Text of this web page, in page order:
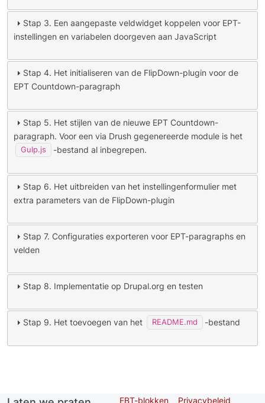
Stap 3. Een aangepaste veldwidget koppelen voor EPT-
instellingen en variabelen doorgeven aan JavaScript
Stap 4. Het initialiseren van de FlipDown-plugin voor de
EPT Countdown-paragraph
Stap 5. Het stijlen van de nieuwe EPT Countdown-
paragraph. Voor een via Drush gegenereerde module is het
Gulp.js -bestand al inbegrepen.
Stap 6. Het uitbreiden van het instellingenformulier met
extra parameters van de FlipDown-plugin
Stap 7. Configuraties exporteren voor EPT-paragraphs en
velden
Stap 8. Implementatie op Drupal.org en testen
Stap 9. Het toevoegen van het README.md -bestand
EBT-blokken Privacybeleid